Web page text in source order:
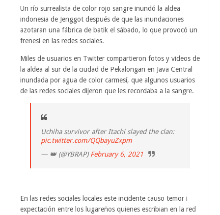
Un río surrealista de color rojo sangre inundó la aldea
indonesia de Jenggot después de que las inundaciones
azotaran una fábrica de batik el sábado, lo que provocó un
frenesí en las redes sociales.
Miles de usuarios en Twitter compartieron fotos y videos de
la aldea al sur de la ciudad de Pekalongan en Java Central
inundada por agua de color carmesí, que algunos usuarios
de las redes sociales dijeron que les recordaba a la sangre.
Uchiha survivor after Itachi slayed the clan:
pic.twitter.com/QQbayuZxpm
— 👑 (@YBRAP) February 6, 2021
En las redes sociales locales este incidente causo temor i
expectación entre los lugareños quienes escribian en la red